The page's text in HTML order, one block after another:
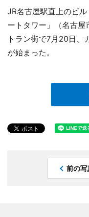
JR名古屋駅直上のビ
ートタワー」（名古屋
トラン街で7月20日、
が始まった。
前の写